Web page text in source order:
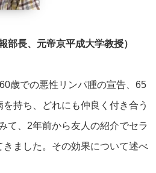
部長、元帝京平成大学教授）
歳での悪性リンパ腫の宣告、65
持ち、どれにも仲良く付き合う
て、2年前から友人の紹介でセラ
ました。その効果について述べ